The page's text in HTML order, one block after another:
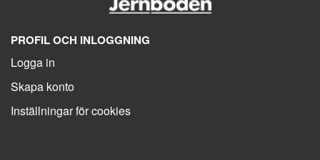
PROFIL OCH INLOGGNING
Logga in
Skapa konto
Inställningar för cookies